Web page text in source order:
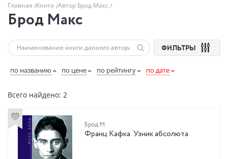
Главная Книги Автор Брод Макс
Брод Макс
ФИЛЬТРЫ
по названию по цене по рейтингу по дате
Всего найдено: 2
Брод М.
Франц Кафка. Узник абсолюта